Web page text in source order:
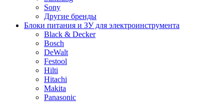
Sony
Другие бренды
Блоки питания и ЗУ для электроинструмента
Black & Decker
Bosch
DeWalt
Festool
Hilti
Hitachi
Makita
Panasonic